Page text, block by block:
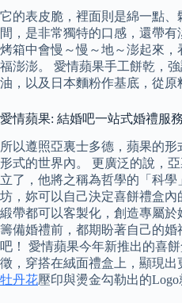
它的表皮脆，裡面則是綿一點
間，是非常獨特的口感，還帶
烤箱中會慢～慢～地～澎起來
福澎澎。 愛情蘋果手工餅乾，
油，以及日本麵粉作基底，從原
愛情蘋果: 結婚吧一站式婚禮服
所以遵照亞裏士多德，蘋果的
形式的世界內。 更廣泛的說，
立了，他將之稱為哲學的「科
坊，妳可以自己決定喜餅禮盒
緞帶都可以客製化，創造專屬
籌備婚禮前，都期盼著自己的
吧！ 愛情蘋果今年新推出的喜
徵，穿搭在絨面禮盒上，顯現
牡丹花壓印與燙金勾勒出的Logo